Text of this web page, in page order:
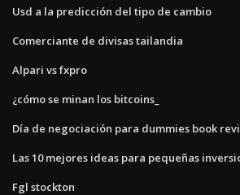
Usd a la predicción del tipo de cambio
Comerciante de divisas tailandia
Alpari vs fxpro
¿cómo se minan los bitcoins_
Día de negociación para dummies book
Las 10 mejores ideas para pequeñas
Fgl stockton